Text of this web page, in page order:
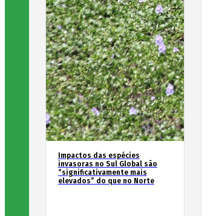
Impactos das espécies
invasoras no Sul Global são
“significativamente mais
elevados” do que no Norte